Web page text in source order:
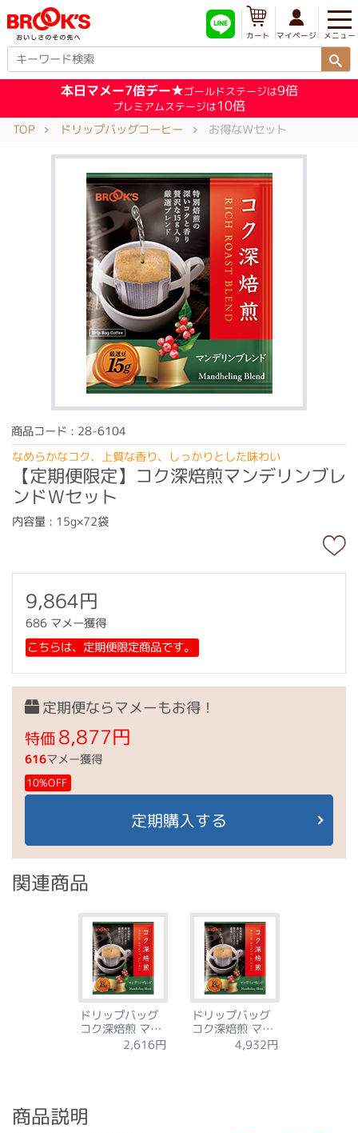
メニュー
マイページ
カート
本日マメー7倍デー★ゴールドステージは9倍
プレミアムステージは10倍
TOP ドリップバッグコーヒー お得なＷセット
商品コード : 28-6104
なめらかなコク、上質な香り、しっかりとした味わい
【定期便限定】コク深焙煎マンデリンブレ
ンドＷセット
内容量 : 15g×72袋
9,864円
686 マメー獲得
こちらは、定期便限定商品です。
定期便ならマメーもお得！
特価8,877円
616マメー獲得
10%OFF
定期購入する
関連商品
ドリップバッグ
コク深焙煎 マン
デリンブレンド
2,616円
ドリップバッグ
コク深焙煎 マン
デリンブレンド
4,932円
商品説明